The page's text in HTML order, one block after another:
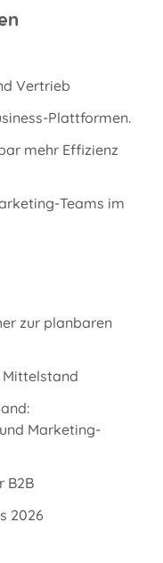
Vertrieb
Plattformen.
mehr Effizienz
Teams im
zur planbaren
Mittelstand
Marketing-
B2B
2026